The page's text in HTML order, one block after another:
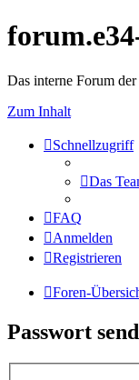
Das interne Forum
Zum Inhalt
Schnellzugriff
Das
FAQ
Anmelden
Registrieren
Foren-
Passwort